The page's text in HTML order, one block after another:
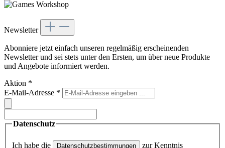
Newsletter
Abonniere jetzt einfach unseren regelmäßig erscheinenden
Newsletter und sei stets unter den Ersten, um über neue Produkte
und Angebote informiert werden.
Aktion *
E-Mail-Adresse *
Datenschutz
Ich habe die Datenschutzbestimmungen
zur Kenntnis